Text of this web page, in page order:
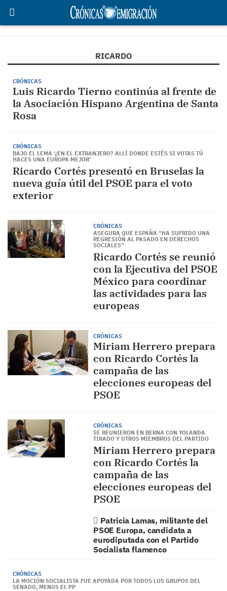
RICARDO
CRÓNICAS
Luis Ricardo Tierno continúa al frente de
la Asociación Hispano Argentina de Santa
Rosa
CRÓNICAS
BAJO EL LEMA ‘¿EN EL EXTRANJERO? ALLÍ DONDE ESTÉS SI VOTAS TÚ
HACES UNA EUROPA MEJOR’
Ricardo Cortés presentó en Bruselas la
nueva guía útil del PSOE para el voto
exterior
CRÓNICAS
ASEGURA QUE ESPAÑA “HA SUFRIDO UNA
REGRESIÓN AL PASADO EN DERECHOS
SOCIALES”
Ricardo Cortés se reunió
con la Ejecutiva del PSOE
México para coordinar
las actividades para las
europeas
CRÓNICAS
Miriam Herrero prepara
con Ricardo Cortés la
campaña de las
elecciones europeas del
PSOE
CRÓNICAS
SE REUNIERON EN BERNA CON YOLANDA
TIRADO Y OTROS MIEMBROS DEL PARTIDO
Miriam Herrero prepara
con Ricardo Cortés la
campaña de las
elecciones europeas del
PSOE
Patricia Lamas, militante del
PSOE Europa, candidata a
eurodiputada con el Partido
Socialista flamenco
CRÓNICAS
LA MOCIÓN SOCIALISTA FUE APOYADA POR TODOS LOS GRUPOS DEL
SENADO, MENOS EL PP